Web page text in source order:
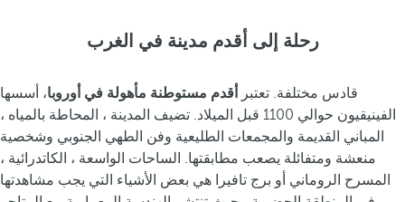
رحلة إلى أقدم مدينة في الغرب
قادس مختلفة. تعتبر أقدم مستوطنة مأهولة في أوروبا، أسسها
الفينيقيون حوالي 1100 قبل الميلاد. تضيف المدينة ، المحاطة بالمياه ،
المباني القديمة والمجمعات الطليعية وفن الطهي الجنوبي وشخصية
منعشة ومتفائلة يصعب مطابقتها. الساحات الواسعة ، الكاتدرائية ،
المسرح الروماني أو برج تافيرا هي بعض الأشياء التي يجب مشاهدتها